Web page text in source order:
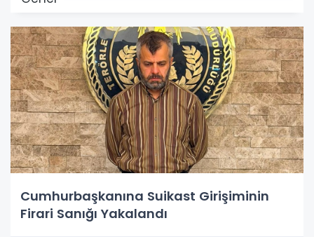
Cumhurbaşkanına Suikast Girişiminin
Firari Sanığı Yakalandı